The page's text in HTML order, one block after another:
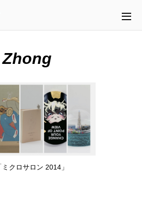
ミクロサロン 2014」